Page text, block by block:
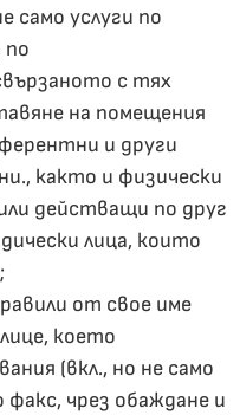
само услуги по
по
с тях
на помещения
и други
както и физически
действащи по друг
лица, които
от свое име
което
(вкл., но не само
чрез обаждане и